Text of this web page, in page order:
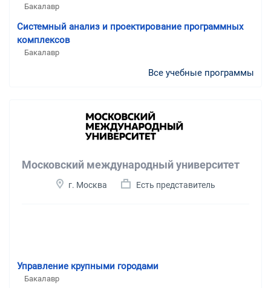
Бакалавр
Системный анализ и проектирование программных
комплексов
Бакалавр
Все учебные программы
Московский международный университет
г. Москва Есть представитель
Управление крупными городами
Бакалавр